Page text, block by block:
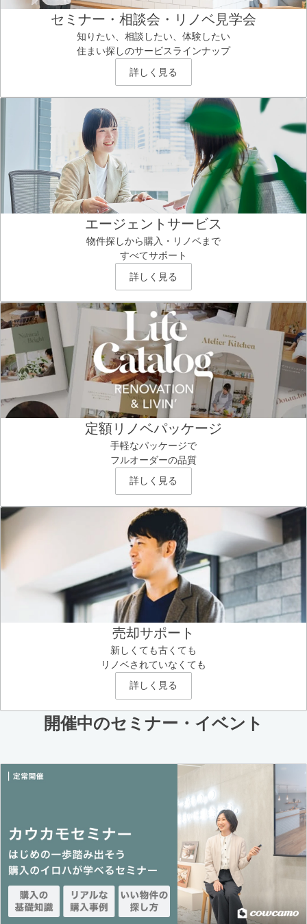
セミナー・相談会・リノベ見学会
知りたい、相談したい、体験したい
住まい探しのサービスラインナップ
詳しく見る
エージェントサービス
物件探しから購入・リノベまで
すべてサポート
詳しく見る
定額リノベパッケージ
手軽なパッケージで
フルオーダーの品質
詳しく見る
売却サポート
新しくても古くても
リノベされていなくても
詳しく見る
開催中のセミナー・イベント